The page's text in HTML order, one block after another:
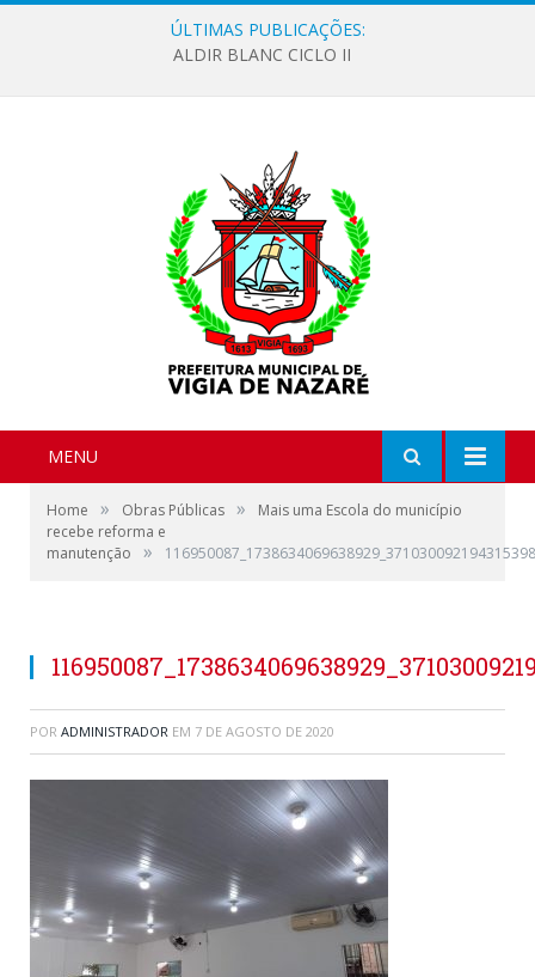
ÚLTIMAS PUBLICAÇÕES:
ALDIR BLANC CICLO II
MENU
Home » Obras Públicas »
Mais uma Escola do município
recebe reforma e
manutenção
»
POR ADMINISTRADOR EM 7 DE AGOSTO DE 2020